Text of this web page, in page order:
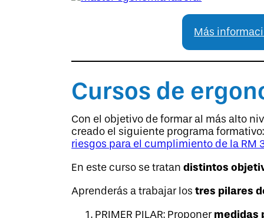
Más
Cursos de
Con el objetivo de formar al más alto
creado el siguiente programa
riesgos para el cumplimiento de la RM
En este curso se tratandistintos
Aprenderás a trabajar lostres pilares
PRIMER PILAR: Proponermedidas